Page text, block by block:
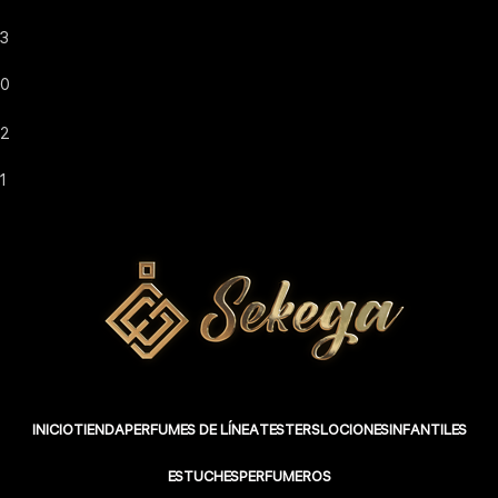
3
0
2
1
INICIOTIENDAPERFUMES DE LÍNEATESTERSLOCIONESINFANTILES
ESTUCHESPERFUMEROS